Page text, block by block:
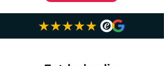
Schrauben & Dübel